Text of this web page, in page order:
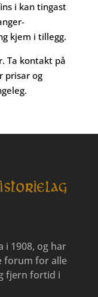
i kan tingast
kjem i tillegg.
Ta kontakt på
prisar og
i 1908, og har
forum for alle
fjern fortid i